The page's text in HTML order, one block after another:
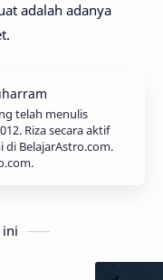
adalah adanya
telah menulis
Riza secara aktif
BelajarAstro.com.